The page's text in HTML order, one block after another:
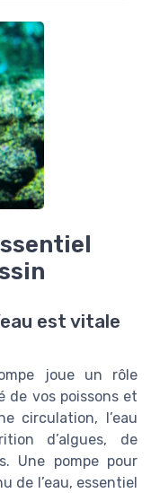
est vitale
joue un rôle
de vos poissons et
circulation, l’eau
d’algues, de
Une pompe pour
de l’eau, essentiel